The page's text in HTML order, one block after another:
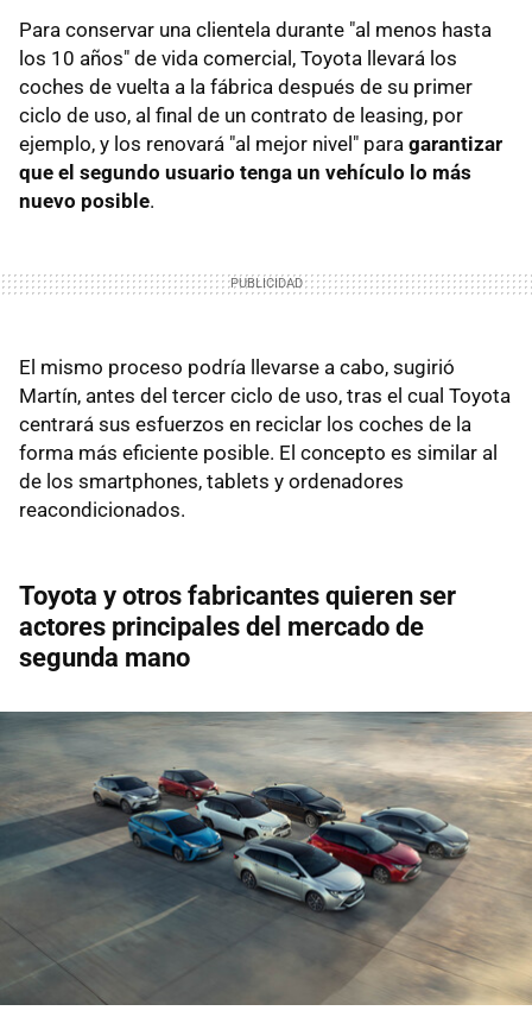
Para conservar una clientela durante "al menos hasta
los 10 años" de vida comercial, Toyota llevará los
coches de vuelta a la fábrica después de su primer
ciclo de uso, al final de un contrato de leasing, por
ejemplo, y los renovará "al mejor nivel" para garantizar
que el segundo usuario tenga un vehículo lo más
nuevo posible.
El mismo proceso podría llevarse a cabo, sugirió
Martín, antes del tercer ciclo de uso, tras el cual Toyota
centrará sus esfuerzos en reciclar los coches de la
forma más eficiente posible. El concepto es similar al
de los smartphones, tablets y ordenadores
reacondicionados.
Toyota y otros fabricantes quieren ser
actores principales del mercado de
segunda mano